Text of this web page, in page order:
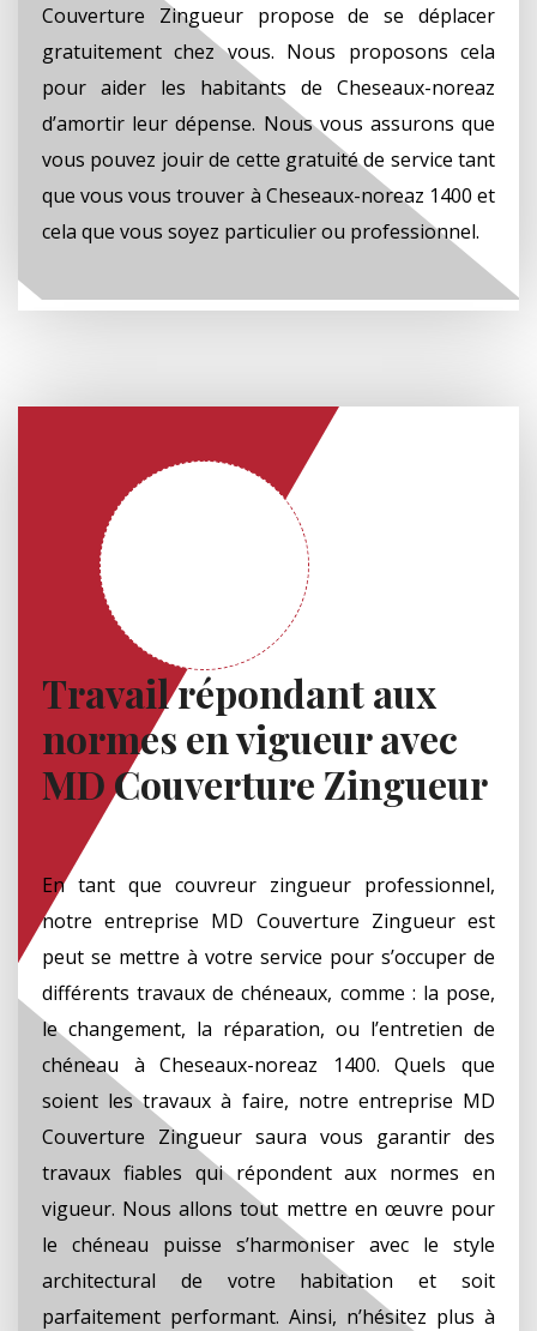
Couverture Zingueur propose de se déplacer
gratuitement chez vous. Nous proposons cela
pour aider les habitants de Cheseaux-noreaz
d’amortir leur dépense. Nous vous assurons que
vous pouvez jouir de cette gratuité de service tant
que vous vous trouver à Cheseaux-noreaz 1400 et
cela que vous soyez particulier ou professionnel.
Travail répondant aux
normes en vigueur avec
MD Couverture Zingueur
En tant que couvreur zingueur professionnel,
notre entreprise MD Couverture Zingueur est
peut se mettre à votre service pour s’occuper de
différents travaux de chéneaux, comme : la pose,
le changement, la réparation, ou l’entretien de
chéneau à Cheseaux-noreaz 1400. Quels que
soient les travaux à faire, notre entreprise MD
Couverture Zingueur saura vous garantir des
travaux fiables qui répondent aux normes en
vigueur. Nous allons tout mettre en œuvre pour
le chéneau puisse s’harmoniser avec le style
architectural de votre habitation et soit
parfaitement performant. Ainsi, n’hésitez plus à